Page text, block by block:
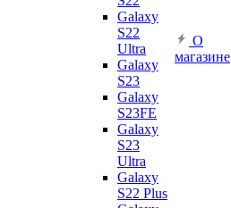
Galaxy
S22
Ultra
Galaxy
S23
Galaxy
S23FE
Galaxy
S23
Ultra
Galaxy
S22 Plus
О
магазине